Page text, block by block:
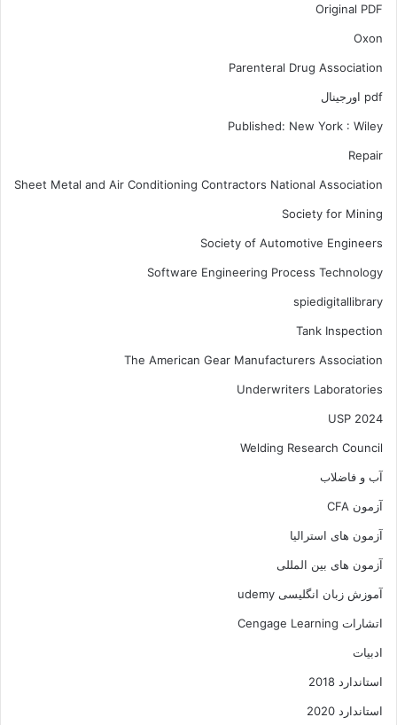
Original PDF
Oxon
Parenteral Drug Association
pdf اورجینال
Published: New York : Wiley
Repair
Sheet Metal and Air Conditioning Contractors National Association
Society for Mining
Society of Automotive Engineers
Software Engineering Process Technology
spiedigitallibrary
Tank Inspection
The American Gear Manufacturers Association
Underwriters Laboratories
USP 2024
Welding Research Council
آب و فاضلاب
آزمون CFA
آزمون های استرالیا
آزمون های بین المللی
آموزش زبان انگلیسی udemy
اتشارات Cengage Learning
ادبیات
استاندارد 2018
استاندارد 2020